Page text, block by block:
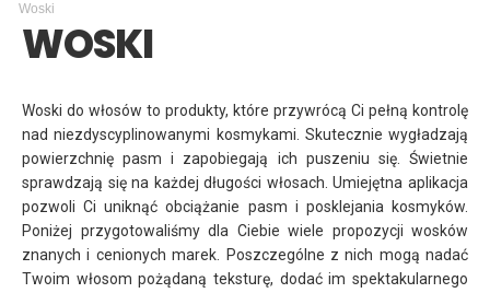
Woski
WOSKI
Woski do włosów to produkty, które przywrócą Ci pełną kontrolę
nad niezdyscyplinowanymi kosmykami. Skutecznie wygładzają
powierzchnię pasm i zapobiegają ich puszeniu się. Świetnie
sprawdzają się na każdej długości włosach. Umiejętna aplikacja
pozwoli Ci uniknąć obciążanie pasm i posklejania kosmyków.
Poniżej przygotowaliśmy dla Ciebie wiele propozycji wosków
znanych i cenionych marek. Poszczególne z nich mogą nadać
Twoim włosom pożądaną teksturę, dodać im spektakularnego